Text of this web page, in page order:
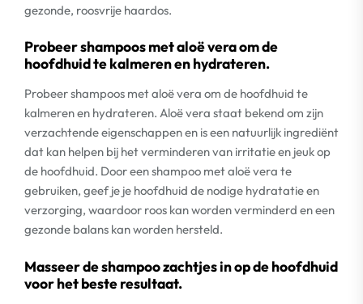
gezonde, roosvrije haardos.
Probeer shampoos met aloë vera om de
hoofdhuid te kalmeren en hydrateren.
Probeer shampoos met aloë vera om de hoofdhuid te
kalmeren en hydrateren. Aloë vera staat bekend om zijn
verzachtende eigenschappen en is een natuurlijk ingrediënt
dat kan helpen bij het verminderen van irritatie en jeuk op
de hoofdhuid. Door een shampoo met aloë vera te
gebruiken, geef je je hoofdhuid de nodige hydratatie en
verzorging, waardoor roos kan worden verminderd en een
gezonde balans kan worden hersteld.
Masseer de shampoo zachtjes in op de hoofdhuid
voor het beste resultaat.